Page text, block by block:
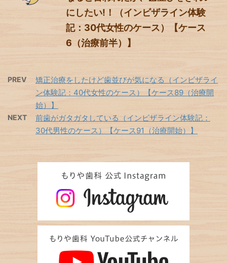
にしたい!！（インビザライン体験
記：30代女性のケース）【ケース
6（治療前半）】
PREV
矯正治療をしたけど歯並びが気になる（インビザライ
ン体験記：40代女性のケース）【ケース89（治療開
始）】
NEXT
前歯がガタガタしている（インビザライン体験記：
30代男性のケース）【ケース91（治療開始）】